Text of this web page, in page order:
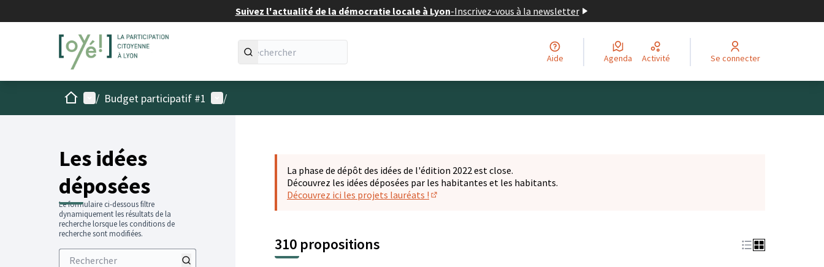
Suivez l'actualité de la démocratie locale à Lyon-Inscrivez-vous à la newsletter
Aide Agenda Activité Se connecter
AccueilMenu principal
/ Budget participatif #1 Menu utilisateur
/
Les idées
déposées
Le formulaire ci-dessous filtre
dynamiquement les résultats de la
recherche lorsque les conditions de
recherche sont modifiées.
La phase de dépôt des idées de l'édition 2022 est close.
Découvrez les idées déposées par les habitantes et les habitants.
Découvrez ici les projets lauréats !
310 propositions